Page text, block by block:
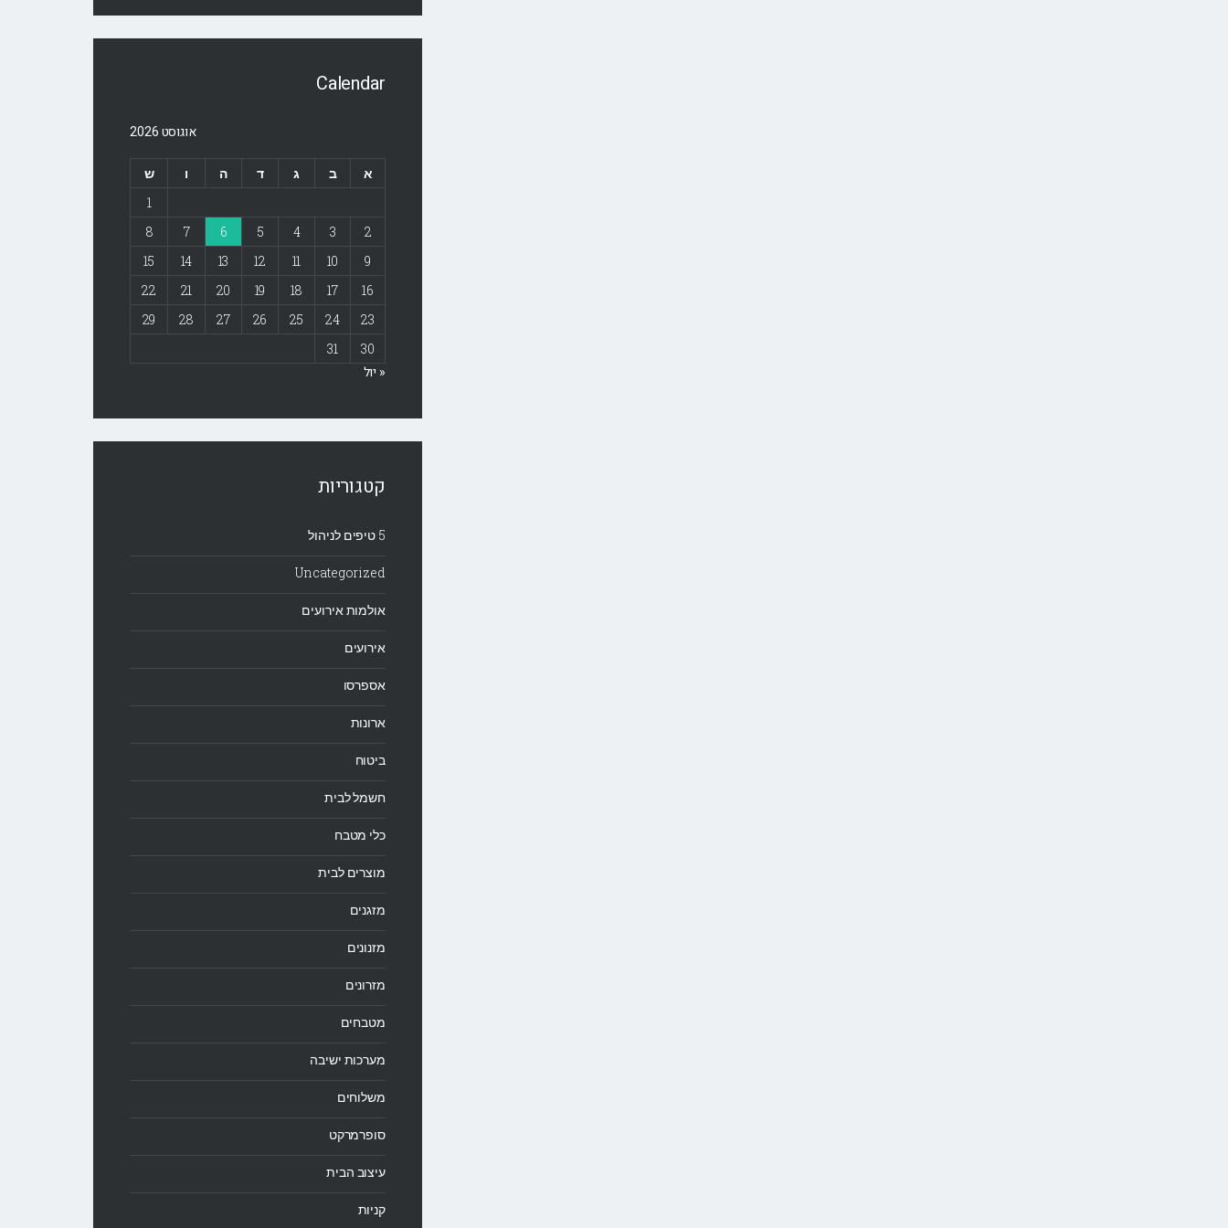
Calendar
אוגוסט 2026
א ב ג ד ה ו
ש
1
2
3
4
5
6
7
8
9
10
11
12
13
14
15
16
17
18
19
20
21
22
23
24
25
26
27
28
29
30
31
« יול
קטגוריות
5 טיפים לניהול
Uncategorized
אולמות אירועים
אירועים
אספרסו
ארונות
ביטוח
חשמל לבית
כלי מטבח
מוצרים לבית
מזגנים
מזנונים
מזרונים
מטבחים
מערכות ישיבה
משלוחים
סופרמרקט
עיצוב הבית
קניות